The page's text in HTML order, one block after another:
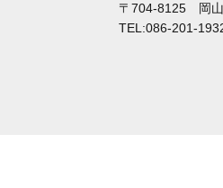
〒704-8125 岡山
TEL:086-201-